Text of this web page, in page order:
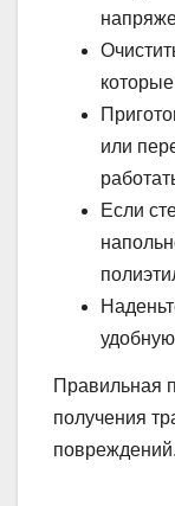
или
Если
Правильная
получения
повреждений.